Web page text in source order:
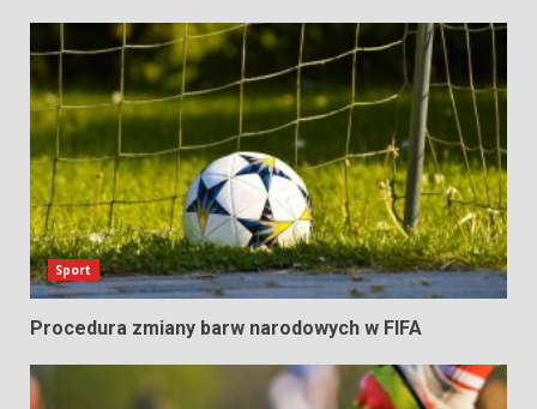
Sport
Procedura zmiany barw narodowych w FIFA